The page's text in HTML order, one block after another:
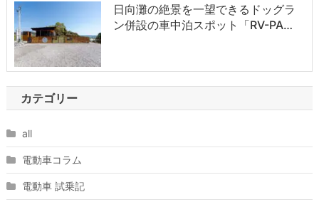
日向灘の絶景を一望できるドッグラ
ン併設の車中泊スポット「RV-PA…
カテゴリー
all
電動車コラム
電動車 試乗記